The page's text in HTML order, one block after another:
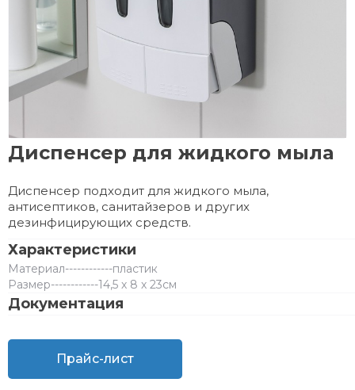
Диспенсер для жидкого мыла
Диспенсер подходит для жидкого мыла,
антисептиков, санитайзеров и других
дезинфицирующих средств.
Характеристики
Материал------------пластик
Размер------------14,5 х 8 х 23см
Документация
Прайс-лист